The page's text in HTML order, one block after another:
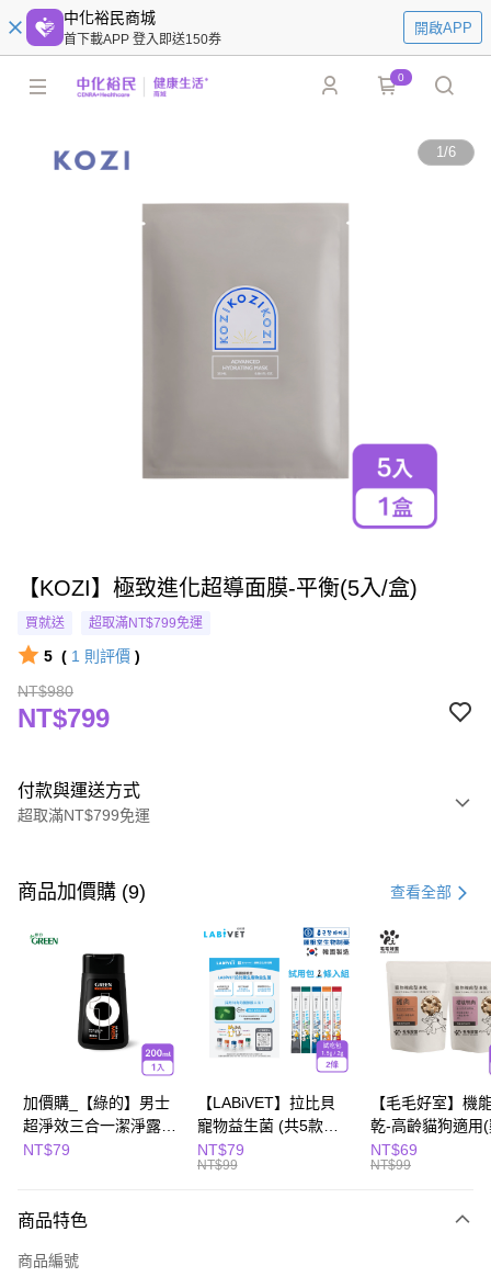
中化裕民商城
首下載APP 登入即送150券
開啟APP
0
1/6
【KOZI】極致進化超導面膜-平衡(5入/盒)
買就送 超取滿NT$799免運
5 ( 1 則評價 )
NT$980
NT$799
付款與運送方式
超取滿NT$799免運
信用卡一次付款
超商取貨付款
LINE Pay
Apple Pay
悠遊付
全盈+PAY
「Hami Point」為中華電信所提供之點數服務，可於會員專區綁定中華電信
運送方式
商品加價購 (9) 查看全部
加價購_【綠的】男士
超淨效三合一潔淨露
200ml(濃郁麝香)
NT$79
【LABiVET】拉比貝
寵物益生菌 (共5款可
選) 1.5gx2包/盒、
2gx2包/盒
NT$79
NT$99
【毛毛好室】機
乾-高齡貓狗適用
10g/櫻桃鴨肉8g)
NT$69
NT$99
商品特色
商品編號